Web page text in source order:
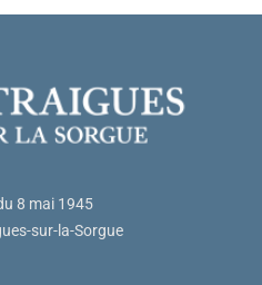
8 mai 1945
sur-la-Sorgue